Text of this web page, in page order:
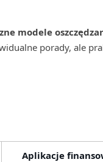
modele
porady, ale
Aplikacje